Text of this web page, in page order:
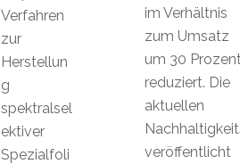
im Verhältnis
zum Umsatz
um 30
reduziert. Die
aktuellen
veröffentlicht
Verfahren
zur
Herstellun
g
spektralsel
ektiver
Spezialfoli